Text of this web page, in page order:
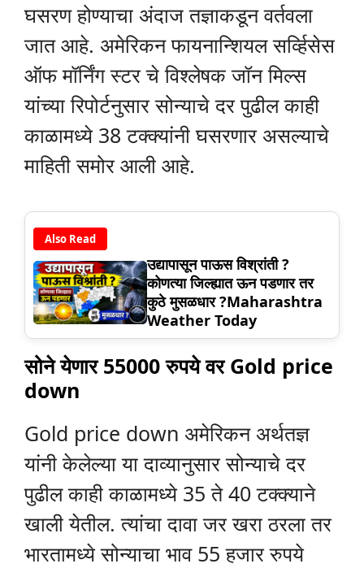
घसरण होण्याचा अंदाज तज्ञाकडून वर्तवला
जात आहे. अमेरिकन फायनान्शियल सर्व्हिसेस
ऑफ मॉर्निंग स्टर चे विश्लेषक जॉन मिल्स
यांच्या रिपोर्टनुसार सोन्याचे दर पुढील काही
काळामध्ये 38 टक्क्यांनी घसरणार असल्याचे
माहिती समोर आली आहे.
Also Read
उद्यापासून पाऊस विश्रांती ?
कोणत्या जिल्ह्यात ऊन पडणार तर
कुठे मुसळधार ?Maharashtra
Weather Today
सोने येणार 55000 रुपये वर Gold price
down
Gold price down अमेरिकन अर्थतज्ञ
यांनी केलेल्या या दाव्यानुसार सोन्याचे दर
पुढील काही काळामध्ये 35 ते 40 टक्क्याने
खाली येतील. त्यांचा दावा जर खरा ठरला तर
भारतामध्ये सोन्याचा भाव 55 हजार रुपये